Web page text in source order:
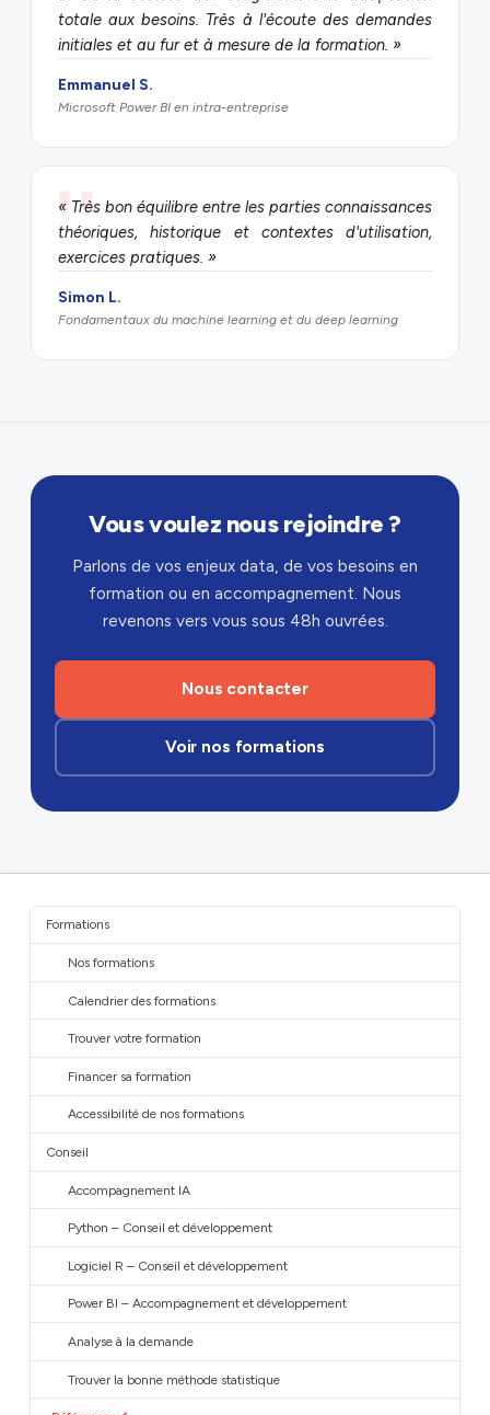
totale aux besoins. Très à l'écoute des demandes
initiales et au fur et à mesure de la formation. »
Emmanuel S.
Microsoft Power BI en intra-entreprise
« Très bon équilibre entre les parties connaissances
théoriques, historique et contextes d'utilisation,
exercices pratiques. »
Simon L.
Fondamentaux du machine learning et du deep learning
Vous voulez nous rejoindre ?
Parlons de vos enjeux data, de vos besoins en
formation ou en accompagnement. Nous
revenons vers vous sous 48h ouvrées.
Nous contacter
Voir nos formations
Formations
Nos formations
Calendrier des formations
Trouver votre formation
Financer sa formation
Accessibilité de nos formations
Conseil
Accompagnement IA
Python – Conseil et développement
Logiciel R – Conseil et développement
Power BI – Accompagnement et développement
Analyse à la demande
Trouver la bonne méthode statistique